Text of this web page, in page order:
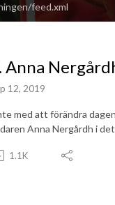
feed.xml
Anna
12, 2019
med att förändra
Anna Nergårdh i
1.1K